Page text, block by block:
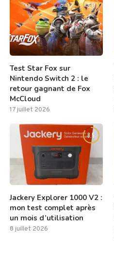
8.0
Test Star Fox sur
Nintendo Switch 2 : le
retour gagnant de Fox
McCloud
17 juillet 2026
8.5
Jackery Explorer 1000 V2 :
mon test complet après
un mois d’utilisation
8 juillet 2026